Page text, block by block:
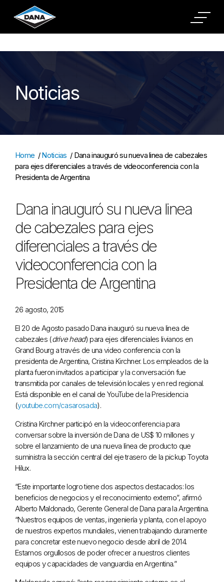
Cookies Settings
Noticias
Home /Noticias / Dana inauguró su nueva linea de cabezales
para ejes diferenciales a través de videoconferencia con la
Presidenta de Argentina
Dana inauguró su nueva linea
de cabezales para ejes
diferenciales a través de
videoconferencia con la
Presidenta de Argentina
26 agosto, 2015
El 20 de Agosto pasado Dana inauguró su nueva linea de
cabezales (drive head) para ejes diferenciales livianos en
Grand Bourg a través de una video conferencia con la
presidenta de Argentina, Cristina Kirchner. Los empleados de la
planta fueron invitados a participar y la conversación fue
transmitida por canales de televisión locales y en red regional.
Está disponible en el canal de YouTube de la Presidencia
(youtube.com/casarosada).
Cristina Kirchner participó en la videoconferencia para
conversar sobre la inversión de Dana de US$ 10 millones y
sobre el lanzamiento de una nueva línea de producto que
suministra la sección central del eje trasero de la pickup Toyota
Hilux.
“Este importante logro tiene dos aspectos destacados: los
beneficios de negocios y el reconocimiento externo”, afirmó
Alberto Maldonado, Gerente General de Dana para la Argentina.
“Nuestros equipos de ventas, ingeniería y planta, con el apoyo
de nuestros expertos mundiales, vienen trabajando duramente
para concretar este nuevo negocio desde abril de 2014.
Estamos orgullosos de poder ofrecer a nuestros clientes
equipos y capacidades de vanguardia en Argentina.”